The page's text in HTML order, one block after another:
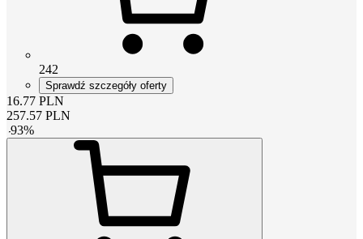
242
Sprawdź szczegóły oferty
16.77 PLN
257.57 PLN
-93%